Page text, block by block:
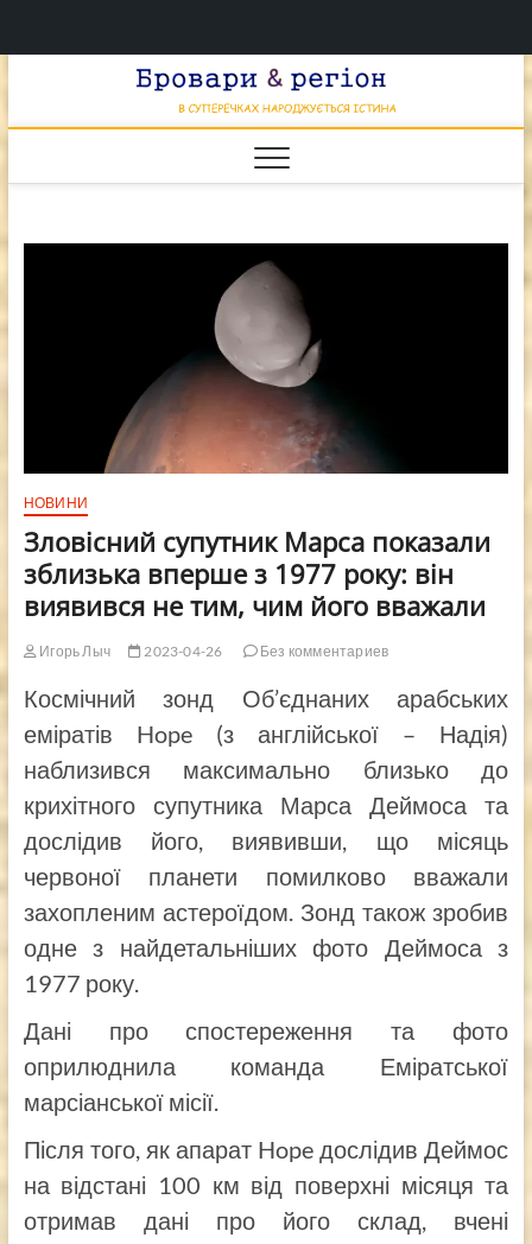
НАРОДЖУЄТЬСЯ
НОВИНИ
Зловісний супутник Марса показали
зблизька вперше з 1977 року: він
виявився не тим, чим його вважали
Игорь Лыч 2023-04-26 Без комментариев
Космічний зонд Об’єднаних арабських
еміратів Hope (з англійської – Надія)
наблизився максимально близько до
крихітного супутника Марса Деймоса та
дослідив його, виявивши, що місяць
червоної планети помилково вважали
захопленим астероїдом. Зонд також зробив
одне з найдетальніших фото Деймоса з
1977 року.
Дані про спостереження та фото
оприлюднила команда Еміратської
марсіанської місії.
Після того, як апарат Hope дослідив Деймос
на відстані 100 км від поверхні місяця та
отримав дані про його склад, вчені